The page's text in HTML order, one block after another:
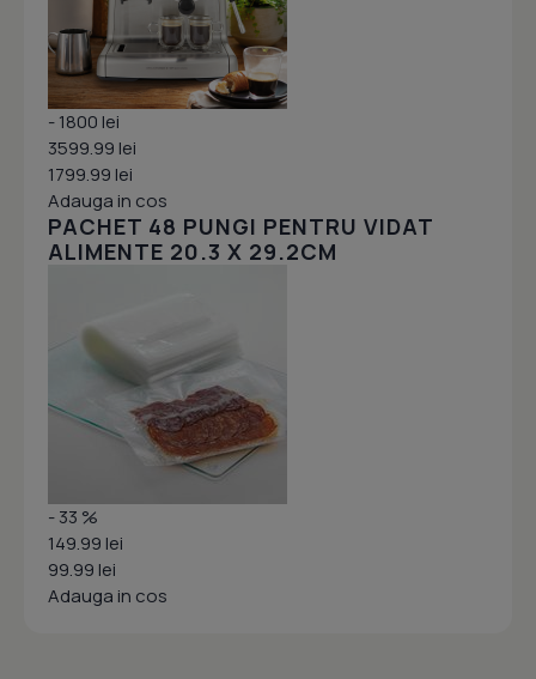
- 1800 lei
3599.99 lei
1799.99 lei
Adauga in cos
PACHET 48 PUNGI PENTRU VIDAT
ALIMENTE 20.3 X 29.2CM
- 33 %
149.99 lei
99.99 lei
Adauga in cos